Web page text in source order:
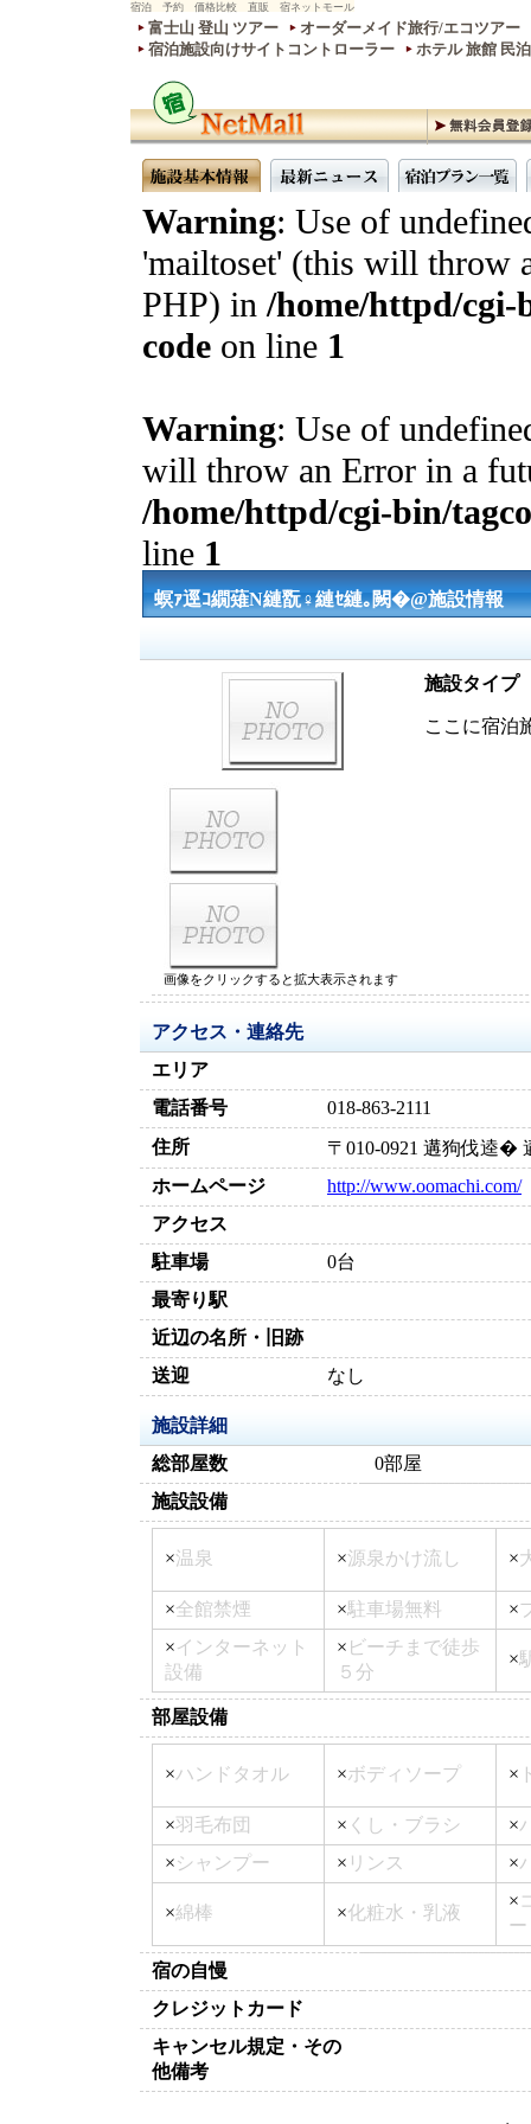
宿泊 予約 価格比較 直販 宿ネットモール
富士山 登山 ツアー
オーダーメイド旅行/エコツアー
宿泊施設向けサイトコントローラー
ホテル 旅館 民
Warning: Use of
'mailtoset' (this will throw
PHP) in/home/httpd/cgi-
code on line 1
Warning: Use of
will throw an Error in a
/home/httpd/cgi-bin/
line 1
螟ｧ逕ｺ繝薙Ν縺翫♀縺ｾ縺｡闕�@施設情報
施設タイプ
ここに宿泊
画像をクリックすると拡大表示されます
アクセス・連絡先
エリア
電話番号
018-863-2111
住所
〒010-0921 遘狗伐逵
ホームページ
http://www.oomachi.com/
アクセス
駐車場
0台
最寄り駅
近辺の名所・旧跡
送迎
なし
施設詳細
総部屋数
0部屋
施設設備
×温泉 ×源泉かけ流し ×
×全館禁煙 ×駐車場無料 ×
×インターネット
設備
× ビーチまで徒歩
５分
×
部屋設備
×ハンドタオル ×ボディソープ ×
×羽毛布団 × くし・ブラシ ×
×シャンプー × リンス ×
×綿棒 ×化粧水・乳液
×
ー
宿の自慢
クレジットカード
キャンセル規定・その
他備考